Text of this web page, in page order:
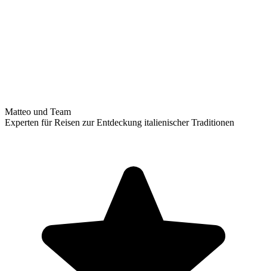
Matteo und Team
Experten für Reisen zur Entdeckung italienischer Traditionen